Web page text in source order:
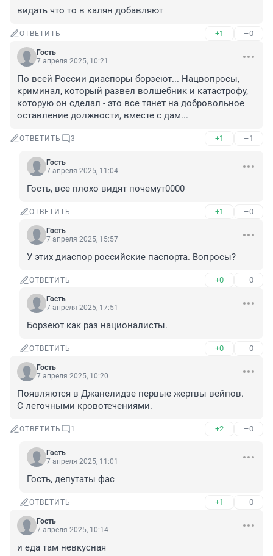
видать что то в калян добавляют
ОТВЕТИТЬ +1 –0
Гость
7 апреля 2025, 10:21
По всей России диаспоры борзеют... Нацвопросы,
криминал, который развел волшебник и катастрофу,
которую он сделал - это все тянет на добровольное
оставление должности, вместе с дам...
ОТВЕТИТЬ 3 +1 –1
Гость
7 апреля 2025, 11:04
Гость, все плохо видят почемут0000
ОТВЕТИТЬ +1 –0
Гость
7 апреля 2025, 15:57
У этих диаспор российские паспорта. Вопросы?
ОТВЕТИТЬ +0 –0
Гость
7 апреля 2025, 17:51
Борзеют как раз националисты.
ОТВЕТИТЬ +0 –0
Гость
7 апреля 2025, 10:20
Появляются в Джанелидзе первые жертвы вейпов.
С легочными кровотечениями.
ОТВЕТИТЬ 1 +2 –0
Гость
7 апреля 2025, 11:01
Гость, депутаты фас
ОТВЕТИТЬ +1 –0
Гость
7 апреля 2025, 10:14
и еда там невкусная